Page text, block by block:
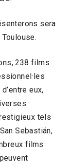
sera
238 films
eux,
tels
Sebastián,
films